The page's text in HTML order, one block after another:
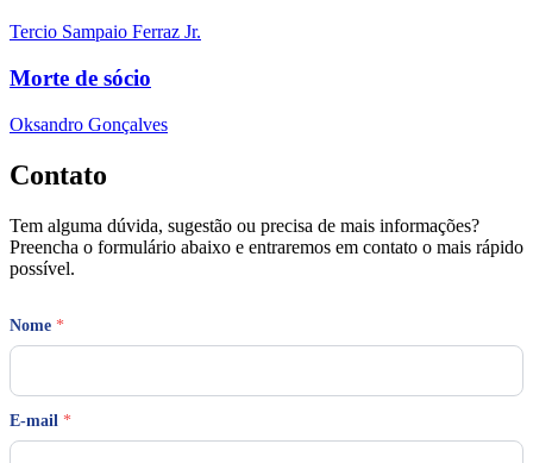
Tercio Sampaio Ferraz Jr.
Morte de sócio
Oksandro Gonçalves
Contato
Tem alguma dúvida, sugestão ou precisa de mais informações?
Preencha o formulário abaixo e entraremos em contato o mais rápido
possível.
E
i
l
M
Nome *
E-mail *